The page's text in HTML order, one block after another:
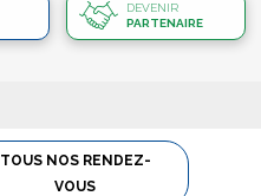
DEVENIR
PARTENAIRE
TOUS NOS RENDEZ-
VOUS